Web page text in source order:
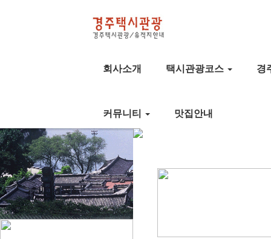
회사소개 택시관광코스 경
커뮤니티 맛집안내